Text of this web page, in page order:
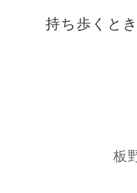
持ち歩くと
板